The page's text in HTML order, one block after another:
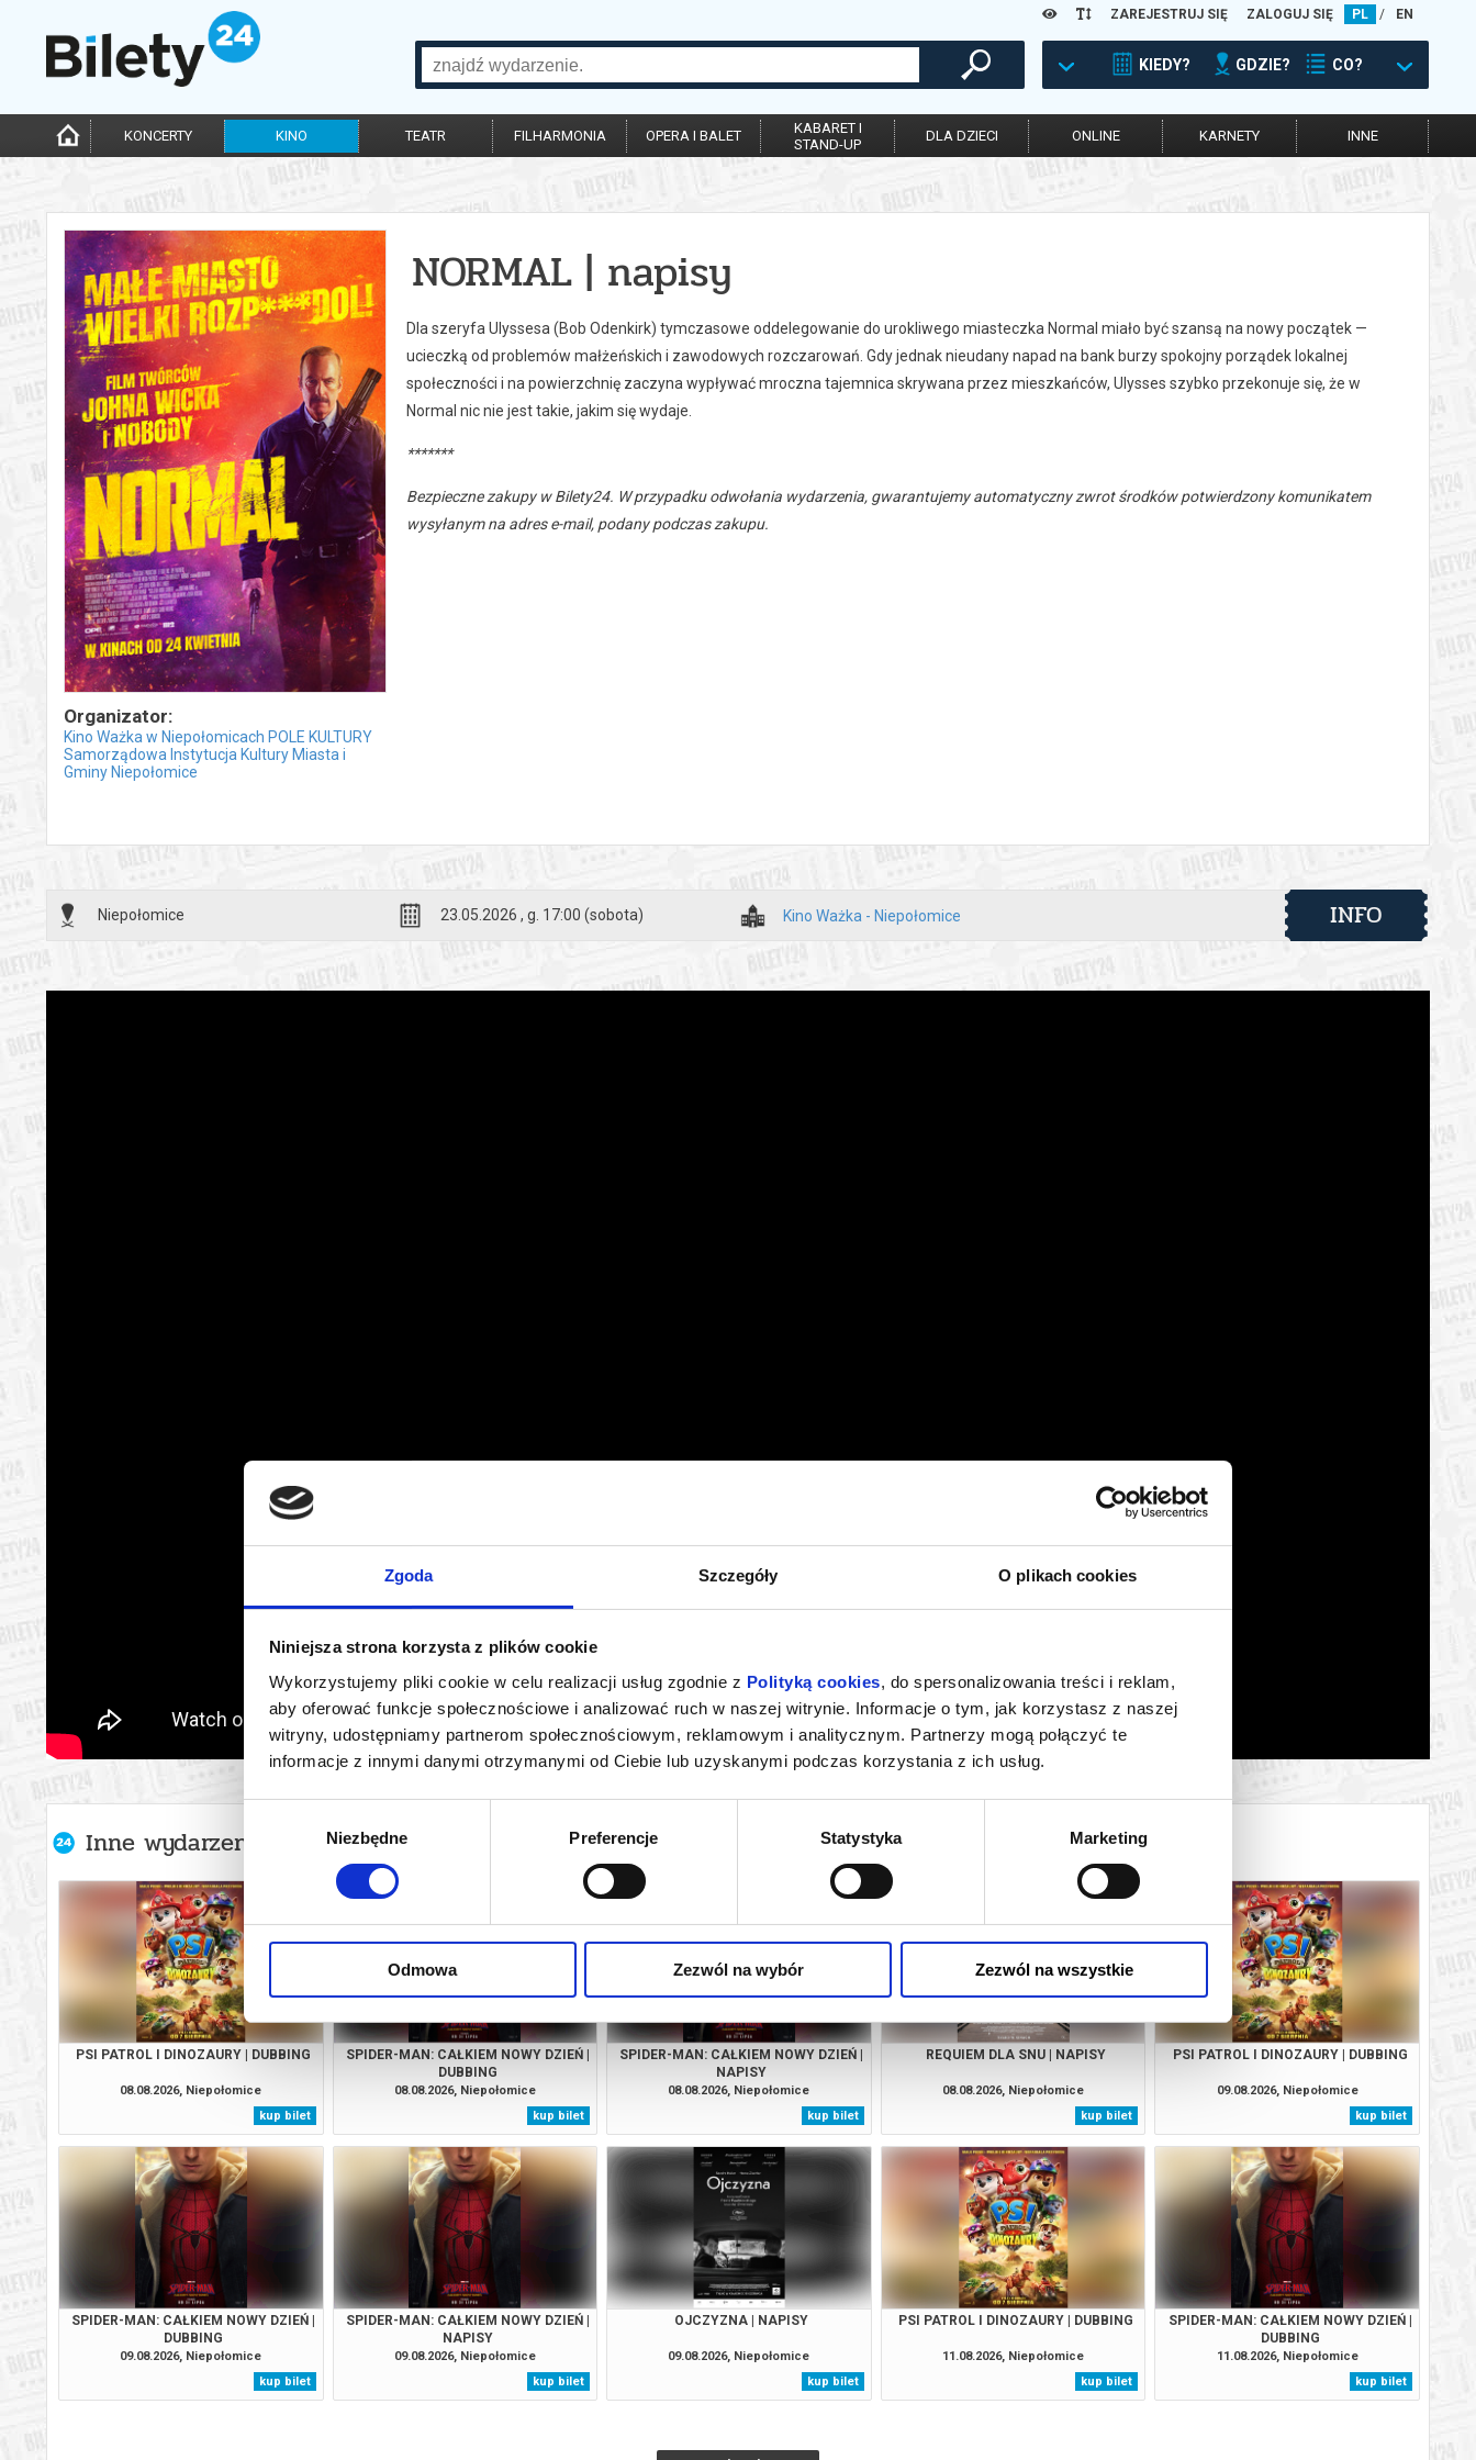
Zgoda Szczegóły O plikach cookies
Niniejsza strona korzysta z plików cookie
Wykorzystujemy pliki cookie w celu realizacji usług zgodnie z Polityką cookies, do spersonalizowania treści i reklam,
aby oferować funkcje społecznościowe i analizować ruch w naszej witrynie. Informacje o tym, jak korzystasz z naszej
witryny, udostępniamy partnerom społecznościowym, reklamowym i analitycznym. Partnerzy mogą połączyć te
informacje z innymi danymi otrzymanymi od Ciebie lub uzyskanymi podczas korzystania z ich usług.
zgody
Niezbędne Preferencje Statystyka Marketing
Odmowa Zezwól na wybór Zezwól na wszystkie
ZAREJESTRUJ SIĘ ZALOGUJ SIĘ PL / EN
KIEDY? GDZIE? CO?
KONCERTY KINO TEATR FILHARMONIA OPERA I BALET
KABARET I
STAND-UP
DLA DZIECI ONLINE KARNETY INNE
Organizator:
Kino Ważka w Niepołomicach POLE KULTURY
Samorządowa Instytucja Kultury Miasta i
Gminy Niepołomice
NORMAL | napisy
Dla szeryfa Ulyssesa (Bob Odenkirk) tymczasowe oddelegowanie do urokliwego miasteczka Normal miało być szansą na nowy początek —
ucieczką od problemów małżeńskich i zawodowych rozczarowań. Gdy jednak nieudany napad na bank burzy spokojny porządek lokalnej
społeczności i na powierzchnię zaczyna wypływać mroczna tajemnica skrywana przez mieszkańców, Ulysses szybko przekonuje się, że w
Normal nic nie jest takie, jakim się wydaje.
*******
Bezpieczne zakupy w Bilety24. W przypadku odwołania wydarzenia, gwarantujemy automatyczny zwrot środków potwierdzony komunikatem
wysyłanym na adres e-mail, podany podczas zakupu.
Niepołomice 23.05.2026 , g. 17:00 (sobota) Kino Ważka - Niepołomice INFO
Inne wydarzenia organizatora
PSI PATROL I DINOZAURY | DUBBING
08.08.2026, Niepołomice
kup bilet
SPIDER-MAN: CAŁKIEM NOWY DZIEŃ |
DUBBING
08.08.2026, Niepołomice
kup bilet
SPIDER-MAN: CAŁKIEM NOWY DZIEŃ |
NAPISY
08.08.2026, Niepołomice
kup bilet
REQUIEM DLA SNU | NAPISY
08.08.2026, Niepołomice
kup bilet
PSI PATROL I DINOZAURY | DUBBING
09.08.2026, Niepołomice
kup bilet
SPIDER-MAN: CAŁKIEM NOWY DZIEŃ |
DUBBING
09.08.2026, Niepołomice
kup bilet
SPIDER-MAN: CAŁKIEM NOWY DZIEŃ |
NAPISY
09.08.2026, Niepołomice
kup bilet
OJCZYZNA | NAPISY
09.08.2026, Niepołomice
kup bilet
PSI PATROL I DINOZAURY | DUBBING
11.08.2026, Niepołomice
kup bilet
SPIDER-MAN: CAŁKIEM NOWY DZIEŃ |
DUBBING
11.08.2026, Niepołomice
kup bilet